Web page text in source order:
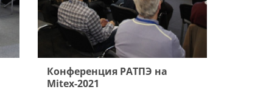
Конференция РАТПЭ на
Mitex-2021